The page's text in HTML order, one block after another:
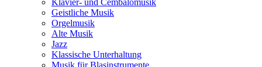
Klavier- und Cembalomusik
Geistliche Musik
Orgelmusik
Alte Musik
Jazz
Klassische Unterhaltung
Musik für Blasinstrumente